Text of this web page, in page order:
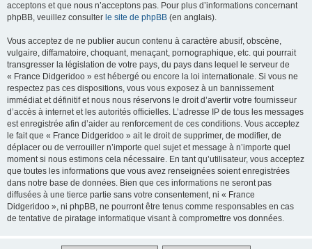
acceptons et que nous n’acceptons pas. Pour plus d’informations concernant
phpBB, veuillez consulter le site de phpBB (en anglais).
Vous acceptez de ne publier aucun contenu à caractère abusif, obscène,
vulgaire, diffamatoire, choquant, menaçant, pornographique, etc. qui pourrait
transgresser la législation de votre pays, du pays dans lequel le serveur de
« France Didgeridoo » est hébergé ou encore la loi internationale. Si vous ne
respectez pas ces dispositions, vous vous exposez à un bannissement
immédiat et définitif et nous nous réservons le droit d’avertir votre fournisseur
d’accès à internet et les autorités officielles. L’adresse IP de tous les messages
est enregistrée afin d’aider au renforcement de ces conditions. Vous acceptez
le fait que « France Didgeridoo » ait le droit de supprimer, de modifier, de
déplacer ou de verrouiller n’importe quel sujet et message à n’importe quel
moment si nous estimons cela nécessaire. En tant qu’utilisateur, vous acceptez
que toutes les informations que vous avez renseignées soient enregistrées
dans notre base de données. Bien que ces informations ne seront pas
diffusées à une tierce partie sans votre consentement, ni « France
Didgeridoo », ni phpBB, ne pourront être tenus comme responsables en cas
de tentative de piratage informatique visant à compromettre vos données.